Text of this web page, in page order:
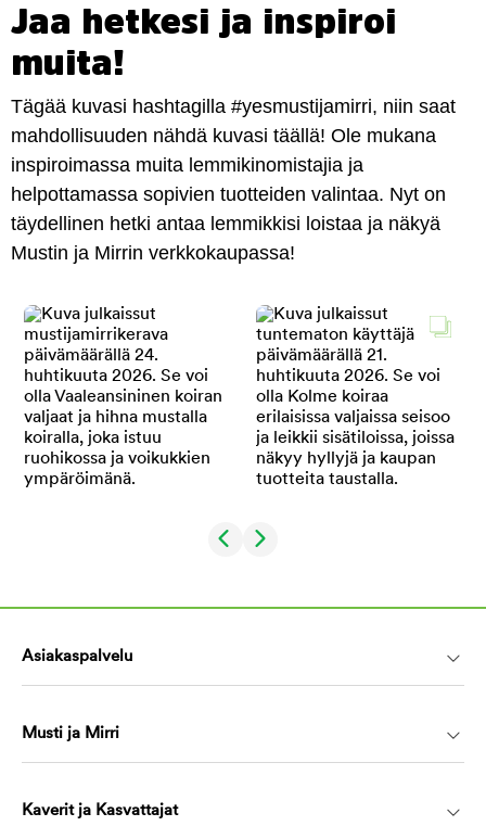
Jaa hetkesi ja inspiroi
muita!
Tägää kuvasi hashtagilla #yesmustijamirri, niin saat
mahdollisuuden nähdä kuvasi täällä! Ole mukana
inspiroimassa muita lemmikinomistajia ja
helpottamassa sopivien tuotteiden valintaa. Nyt on
täydellinen hetki antaa lemmikkisi loistaa ja näkyä
Mustin ja Mirrin verkkokaupassa!
Asiakaspalvelu
Musti ja Mirri
Kaverit ja Kasvattajat